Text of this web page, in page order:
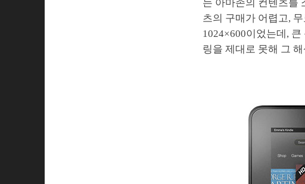
는 아마존의 컨텐츠를
츠의 구매가 어렵고,
1024×600이었는데,
링을 제대로 못해 그